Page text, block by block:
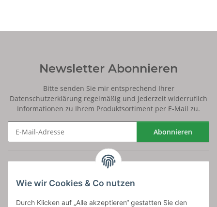
Wie wir Cookies & Co nutzen
Durch Klicken auf „Alle akzeptieren“ gestatten Sie den
Newsletter Abonnieren
Bitte senden Sie mir entsprechend Ihrer
Datenschutzerklärung regelmäßig und jederzeit widerruflich
Informationen zu Ihrem Produktsortiment per E-Mail zu.
Abonnieren